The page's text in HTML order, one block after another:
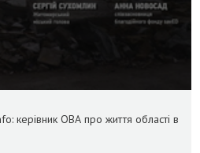
керівник ОВА про життя області в